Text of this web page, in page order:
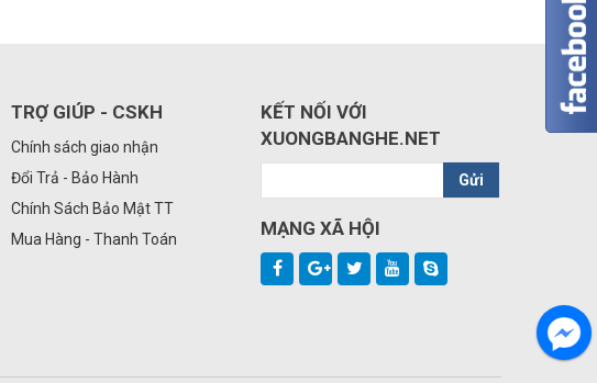
TRỢ GIÚP - CSKH
Chính sách giao nhận
Đổi Trả - Bảo Hành
Chính Sách Bảo Mật TT
Mua Hàng - Thanh Toán
KẾT NỐI VỚI
XUONGBANGHE.NET
Gửi
MẠNG XÃ HỘI